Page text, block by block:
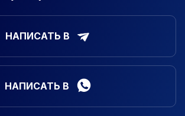
НАПИСАТЬ В
НАПИСАТЬ В